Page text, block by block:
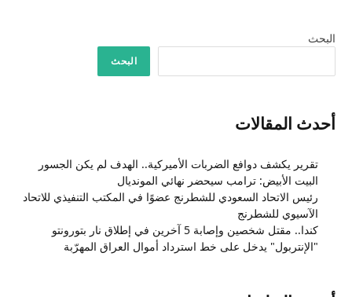
البحث
البحث
أحدث المقالات
تقرير يكشف دوافع الضربات الأميركية.. الهدف لم يكن الجسور
البيت الأبيض: ترامب سيحضر نهائي المونديال
رئيس الاتحاد السعودي للشطرنج عضوًا في المكتب التنفيذي للاتحاد
الآسيوي للشطرنج
كندا.. مقتل شخصين وإصابة 5 آخرين في إطلاق نار بتورونتو
"الإنتربول" يدخل على خط استرداد أموال العراق المهرّبة